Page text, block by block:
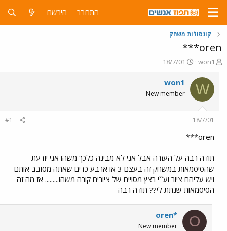
התחבר הירשם
קונסולות משחק
oren***
פ
ו
ת
ח
ה
ש
א
won1
פ
ו
ר
ם
18/7/01
W
won1
New member
18/7/01
#1
oren***
תודה רבה על העזרה אבל אני לא מבינה כלכך משהו אני יודעת
שהסיסמאות במשחק זה בעצם 3 או ארבע כדים שאתה מסובב אותם
ויש עליהם ציור וע``י רצץ מסויים של ציורים קורה משהו......... אז מה זה
הסיסמאות שנתת לי?? תודה רבה
O
oren*
New member